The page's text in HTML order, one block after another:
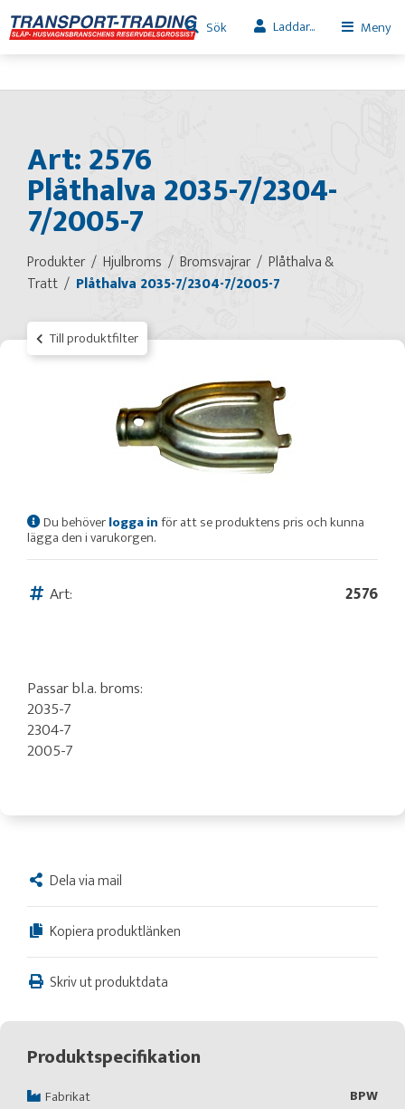
Sök Laddar... Meny
Art: 2576
Plåthalva 2035-7/2304-
7/2005-7
Produkter Hjulbroms Bromsvajrar
Plåthalva &
Tratt
Plåthalva 2035-7/2304-7/2005-7
Till produktfilter
Du behöverlogga inför att se produktens pris och kunna
lägga den i varukorgen.
Art: 2576
Passar bl.a. broms:
2035-7
2304-7
2005-7
Dela via mail
Kopiera produktlänken
Skriv ut produktdata
Produktspecifikation
Fabrikat
BPW